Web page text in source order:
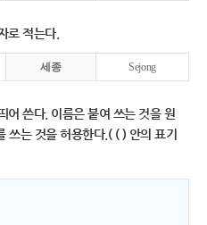
로 적는다.
세종 Sejong
어 쓴다. 이름은 붙여 쓰는 것을 원
쓰는 것을 허용한다.( ( ) 안의 표기